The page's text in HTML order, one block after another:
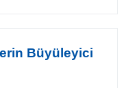
Büyüleyici